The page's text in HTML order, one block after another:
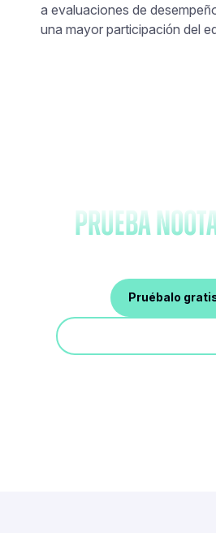
a evaluaciones de
una mayor participación del
prueba
Pruébalo